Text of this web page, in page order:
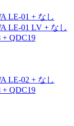
LE-01 + なし
LE-01 LV + なし
+ QDC19
LE-02 + なし
+ QDC19